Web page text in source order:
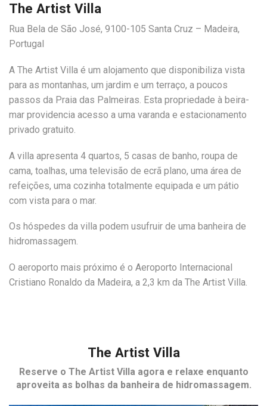
The Artist Villa
Rua Bela de São José, 9100-105 Santa Cruz – Madeira,
Portugal
A The Artist Villa é um alojamento que disponibiliza vista
para as montanhas, um jardim e um terraço, a poucos
passos da Praia das Palmeiras. Esta propriedade à beira-
mar providencia acesso a uma varanda e estacionamento
privado gratuito.
A villa apresenta 4 quartos, 5 casas de banho, roupa de
cama, toalhas, uma televisão de ecrã plano, uma área de
refeições, uma cozinha totalmente equipada e um pátio
com vista para o mar.
Os hóspedes da villa podem usufruir de uma banheira de
hidromassagem.
O aeroporto mais próximo é o Aeroporto Internacional
Cristiano Ronaldo da Madeira, a 2,3 km da The Artist Villa.
The Artist Villa
Reserve o The Artist Villa agora e relaxe enquanto
aproveita as bolhas da banheira de hidromassagem.